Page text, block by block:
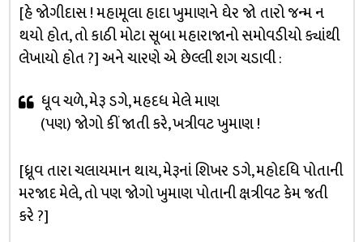
[હે જોગીદાસ ! મહામૂલા હાદા ખુમાણને ઘેર જો તારો જન્મ ન
થયો હોત, તો કાઠી મોટા સૂબા મહારાજાનો સમોવડીયો ક્યાંથી
લેખાયો હોત ?] અને ચારણે એ છેલ્લી શગ ચડાવી :
ધૂવ ચળે, મેરૂ ડગે, મહદધ મેલે માણ
(પણ) જોગો કીં જાતી કરે, ખત્રીવટ ખુમાણ !
[ધ્રૂવ તારા ચલાયમાન થાય, મેરૂનાં શિખર ડગે, મહોદધિ પોતાની
મરજાદ મેલે, તો પણ જોગો ખુમાણ પોતાની ક્ષત્રીવટ કેમ જતી
કરે ?]